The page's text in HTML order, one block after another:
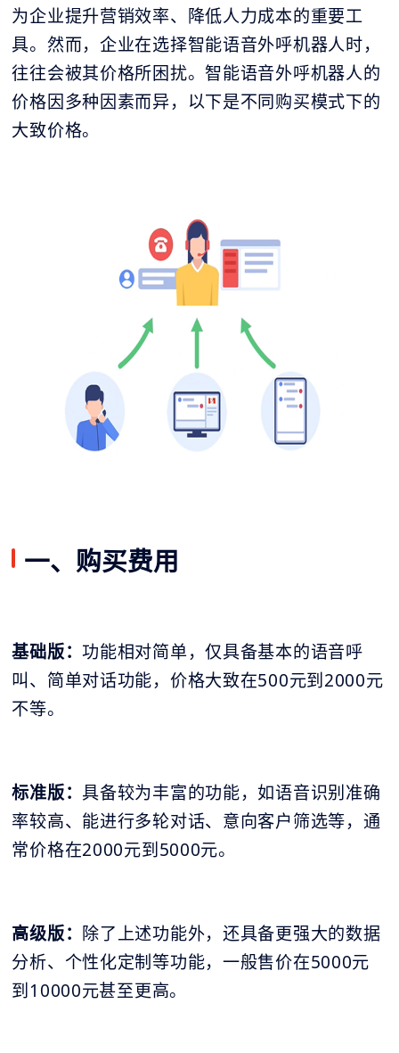
为企业提升营销效率、降低人力成本的重要工
具。然而，企业在选择智能语音外呼机器人时，
往往会被其价格所困扰。智能语音外呼机器人的
价格因多种因素而异，以下是不同购买模式下的
大致价格。
一、购买费用
基础版：功能相对简单，仅具备基本的语音呼
叫、简单对话功能，价格大致在500元到2000元
不等。
标准版： 具备较为丰富的功能，如语音识别准确
率较高、能进行多轮对话、意向客户筛选等，通
常价格在2000元到5000元。
高级版： 除了上述功能外，还具备更强大的数据
分析、个性化定制等功能，一般售价在5000元
到10000元甚至更高。